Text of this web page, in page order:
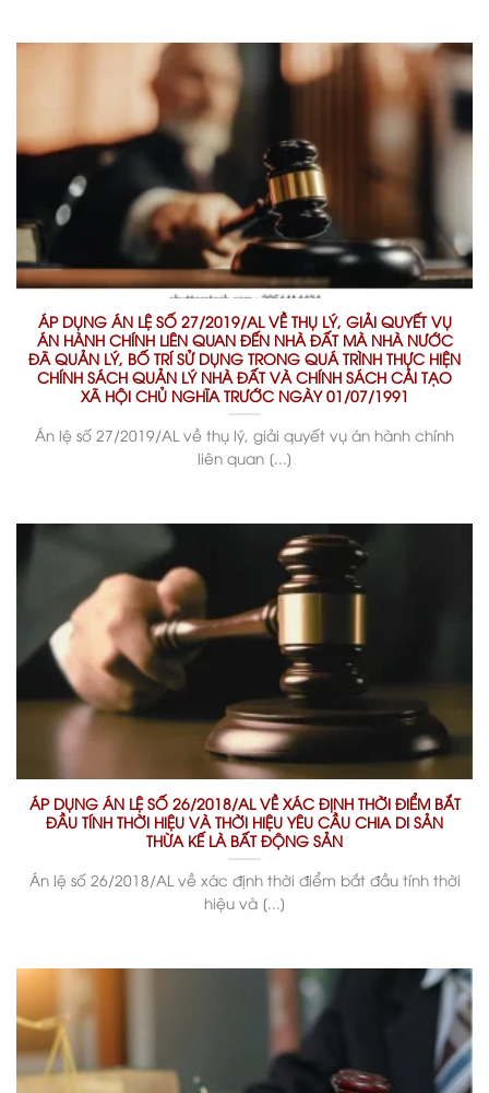
ÁP DỤNG ÁN LỆ SỐ 27/2019/AL VỀ THỤ LÝ, GIẢI QUYẾT VỤ
ÁN HÀNH CHÍNH LIÊN QUAN ĐẾN NHÀ ĐẤT MÀ NHÀ NƯỚC
ĐÃ QUẢN LÝ, BỐ TRÍ SỬ DỤNG TRONG QUÁ TRÌNH THỰC HIỆN
CHÍNH SÁCH QUẢN LÝ NHÀ ĐẤT VÀ CHÍNH SÁCH CẢI TẠO
XÃ HỘI CHỦ NGHĨA TRƯỚC NGÀY 01/07/1991
Án lệ số 27/2019/AL về thụ lý, giải quyết vụ án hành chính
liên quan [...]
ÁP DỤNG ÁN LỆ SỐ 26/2018/AL VỀ XÁC ĐỊNH THỜI ĐIỂM BẮT
ĐẦU TÍNH THỜI HIỆU VÀ THỜI HIỆU YÊU CẦU CHIA DI SẢN
THỪA KẾ LÀ BẤT ĐỘNG SẢN
Án lệ số 26/2018/AL về xác định thời điểm bắt đầu tính thời
hiệu và [...]